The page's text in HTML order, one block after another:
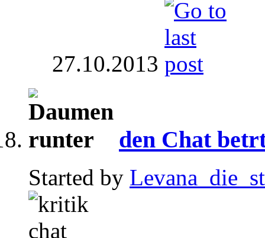
27.10.2013
den Chat
Started by